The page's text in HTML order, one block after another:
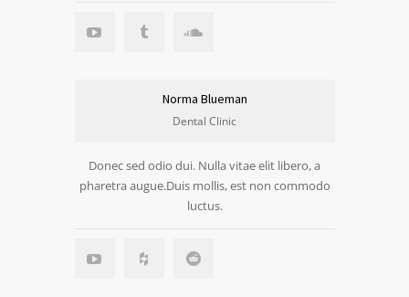
Norma Blueman
Dental Clinic
Donec sed odio dui. Nulla vitae elit libero, a
pharetra augue.Duis mollis, est non commodo
luctus.